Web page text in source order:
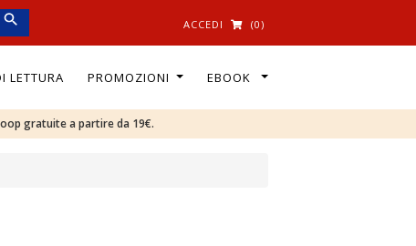
ACCEDI (0)
LETTURA PROMOZIONI EBOOK
gratuite a partire da 19€.